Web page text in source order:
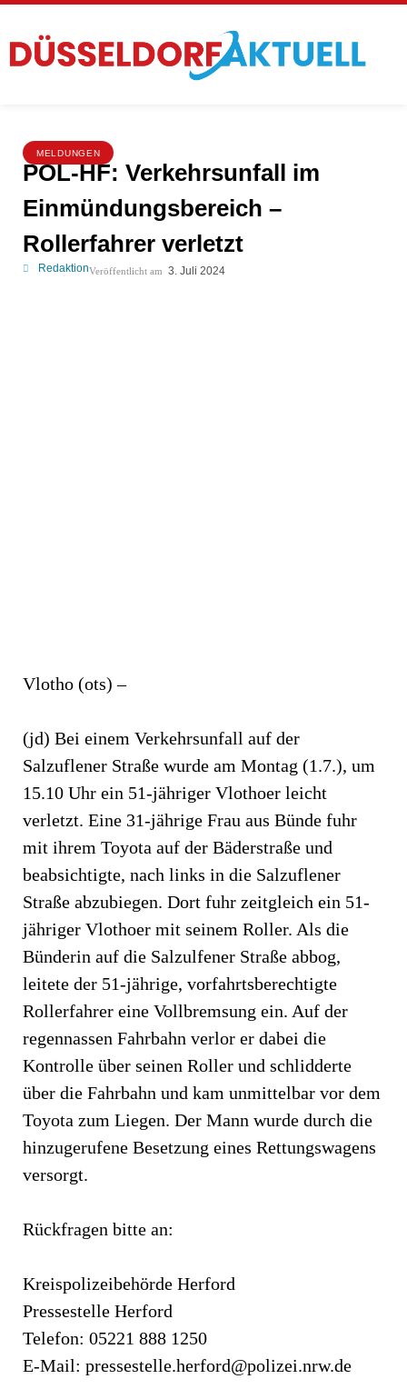
MELDUNGEN
POL-HF: Verkehrsunfall im
Einmündungsbereich –
Rollerfahrer verletzt
RedaktionVeröffentlicht am 3. Juli 2024
Vlotho (ots) –
(jd) Bei einem Verkehrsunfall auf der
Salzuflener Straße wurde am Montag (1.7.), um
15.10 Uhr ein 51-jähriger Vlothoer leicht
verletzt. Eine 31-jährige Frau aus Bünde fuhr
mit ihrem Toyota auf der Bäderstraße und
beabsichtigte, nach links in die Salzuflener
Straße abzubiegen. Dort fuhr zeitgleich ein 51-
jähriger Vlothoer mit seinem Roller. Als die
Bünderin auf die Salzulfener Straße abbog,
leitete der 51-jährige, vorfahrtsberechtigte
Rollerfahrer eine Vollbremsung ein. Auf der
regennassen Fahrbahn verlor er dabei die
Kontrolle über seinen Roller und schlidderte
über die Fahrbahn und kam unmittelbar vor dem
Toyota zum Liegen. Der Mann wurde durch die
hinzugerufene Besetzung eines Rettungswagens
versorgt.
Rückfragen bitte an:
Kreispolizeibehörde Herford
Pressestelle Herford
Telefon: 05221 888 1250
E-Mail: pressestelle.herford@polizei.nrw.de